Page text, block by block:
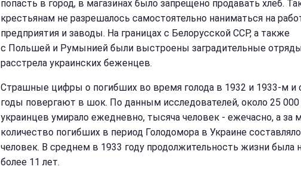
попасть в город, в магазинах было запрещено продавать хлеб.
крестьянам не разрешалось самостоятельно наниматься на
предприятия и заводы. На границах с Белорусской ССР, а также
с Польшей и Румынией были выстроены заградительные
расстрела украинских беженцев.
Страшные цифры о погибших во время голода в 1932 и 1933-м и
годы повергают в шок. По данным исследователей, около 25 000
украинцев умирало ежедневно, тысяча человек - ежечасно, а за
количество погибших в период Голодомора в Украине
человек. В среднем в 1933 году продолжительность жизни была
более 11 лет.